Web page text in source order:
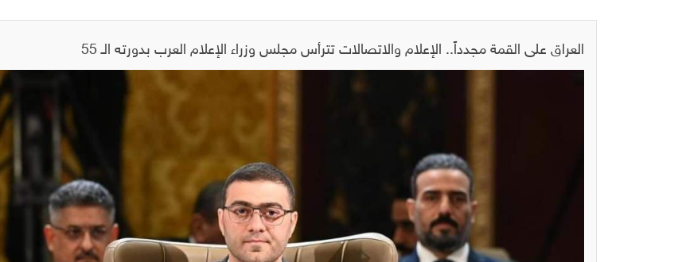
العراق على القمة مجدداً.. الإعلام والاتصالات تترأس مجلس وزراء الإعلام العرب بدورته الـ 55